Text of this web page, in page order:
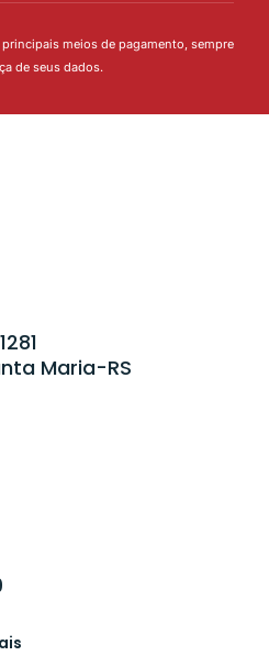
meios de pagamento, sempre
de seus dados.
Maria-RS